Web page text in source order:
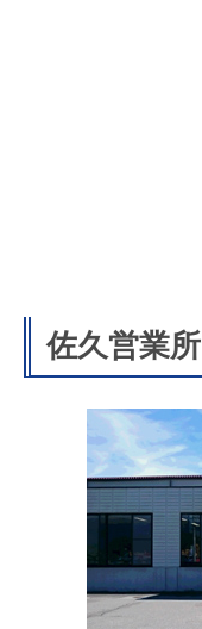
佐久営業所